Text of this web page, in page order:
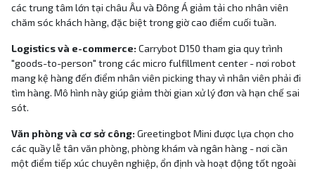
các trung tâm lớn tại châu Âu và Đông Á giảm tải cho nhân viên
chăm sóc khách hàng, đặc biệt trong giờ cao điểm cuối tuần.
Logistics và e-commerce: Carrybot D150 tham gia quy trình
"goods-to-person" trong các micro fulfillment center - nơi robot
mang kệ hàng đến điểm nhân viên picking thay vì nhân viên phải đi
tìm hàng. Mô hình này giúp giảm thời gian xử lý đơn và hạn chế sai
sót.
Văn phòng và cơ sở công: Greetingbot Mini được lựa chọn cho
các quầy lễ tân văn phòng, phòng khám và ngân hàng - nơi cần
một điểm tiếp xúc chuyên nghiệp, ổn định và hoạt động tốt ngoài